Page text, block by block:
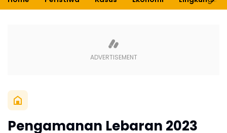
Pengamanan Lebaran 2023